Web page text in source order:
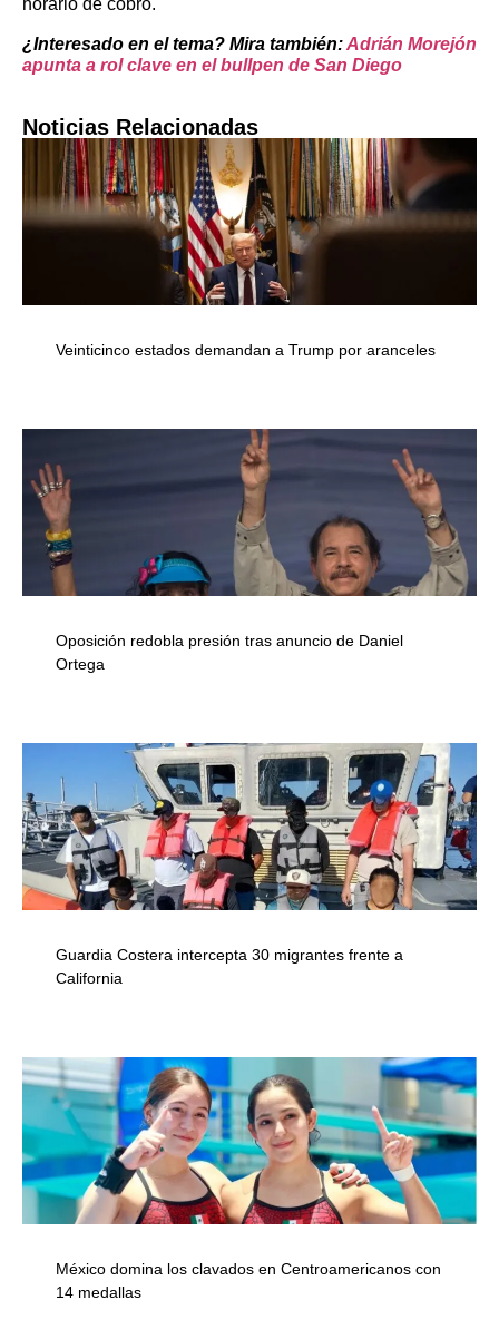
¿Interesado en el tema? Mira también:Adrián Morejón
apunta a rol clave en el bullpen de San Diego
Noticias Relacionadas
Veinticinco estados demandan a Trump por aranceles
Oposición redobla presión tras anuncio de Daniel
Ortega
Guardia Costera intercepta 30 migrantes frente a
California
México domina los clavados en Centroamericanos con
14 medallas